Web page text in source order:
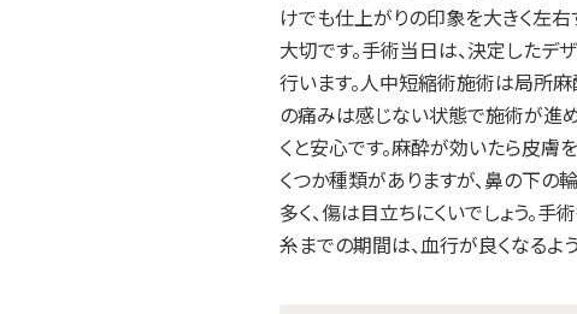
けでも仕上がりの印象を大きく左右
大切です。手術当日は、決定した
行います。人中短縮術施術は局所
の痛みは感じない状態で施術が進
くと安心です。麻酔が効いたら皮膚
くつか種類がありますが、鼻の下の
多く、傷は目立ちにくいでしょう。
糸までの期間は、血行が良くなるよ